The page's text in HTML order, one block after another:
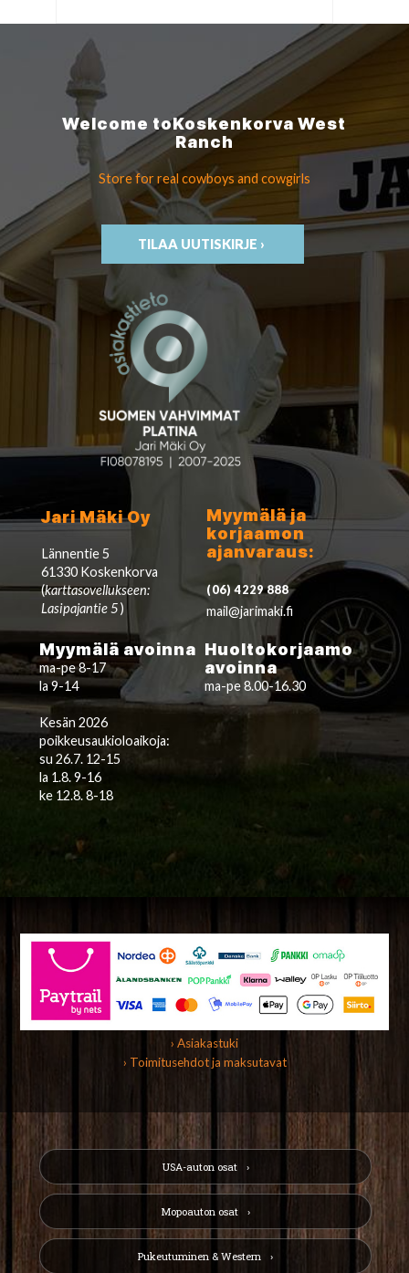
Welcome toKoskenkorvaWest
Ranch
Store for real cowboys and cowgirls
TILAA UUTISKIRJE ›
Jari Mäki Oy
Lännentie 5
61330 Koskenkorva
(karttasovellukseen:
Lasipajantie 5)
Myymälä ja
korjaamon
ajanvaraus:
(06) 4229 888
mail@jarimaki.fi
Myymälä avoinna
ma-pe 8-17
la 9-14
Kesän 2026
poikkeusaukioloaikoja:
su 26.7. 12-15
la 1.8. 9-16
ke 12.8. 8-18
Huoltokorjaamo
avoinna
ma-pe 8.00-16.30
› Asiakastuki
› Toimitusehdot ja maksutavat
USA-auton osat
Mopoauton osat
Pukeutuminen & Western